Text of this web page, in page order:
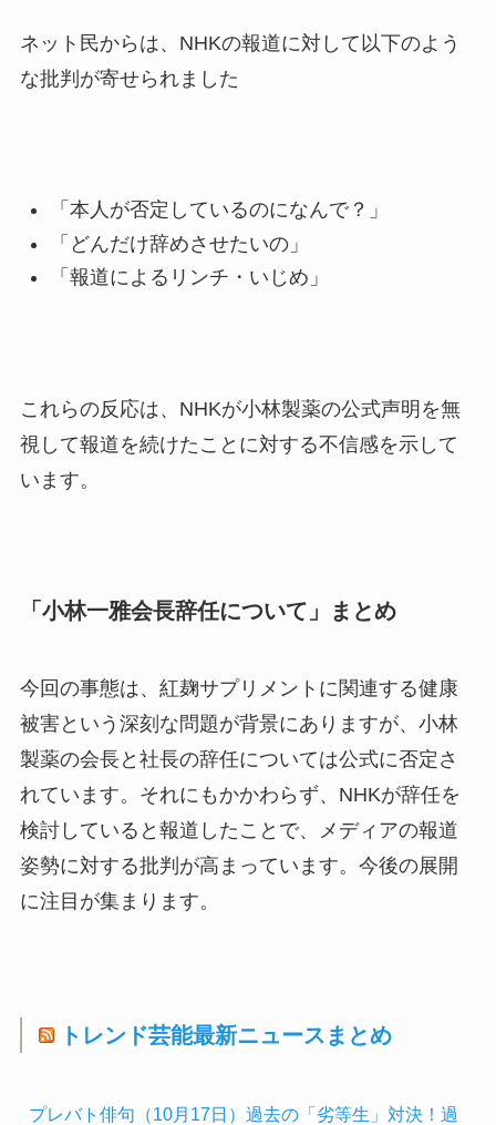
ネット民からは、NHKの報道に対して以下のよう
な批判が寄せられました
「本人が否定しているのになんで？」
「どんだけ辞めさせたいの」
「報道によるリンチ・いじめ」
これらの反応は、NHKが小林製薬の公式声明を無
視して報道を続けたことに対する不信感を示して
います。
「小林一雅会長辞任について」 まとめ
今回の事態は、紅麹サプリメントに関連する健康
被害という深刻な問題が背景にありますが、小林
製薬の会長と社長の辞任については公式に否定さ
れています。それにもかかわらず、NHKが辞任を
検討していると報道したことで、メディアの報道
姿勢に対する批判が高まっています。今後の展開
に注目が集まります。
トレンド芸能最新ニュースまとめ
プレバト俳句（10月17日）過去の「劣等生」対決！過